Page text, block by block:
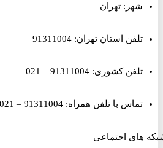
شهر: تهران
تلفن استان تهران: 91311004
تلفن کشوری: 91311004 – 021
تماس با تلفن همراه: 91311004 – 021
اجتماعی